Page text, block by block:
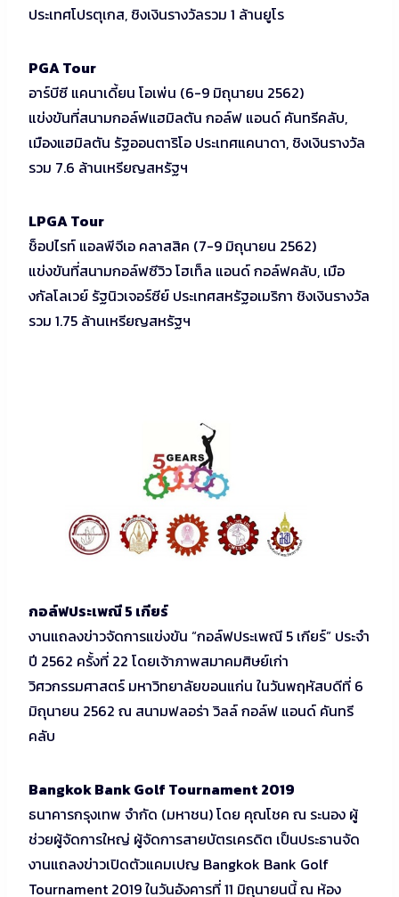
ประเทศโปรตุเกส, ชิงเงินรางวัลรวม 1 ล้านยูโร
PGA Tour
อาร์บีซี แคนาเดี้ยน โอเพ่น (6-9 มิถุนายน 2562)
แข่งขันที่สนามกอล์ฟแฮมิลตัน กอล์ฟ แอนด์ คันทรีคลับ,
เมืองแฮมิลตัน รัฐออนตาริโอ ประเทศแคนาดา, ชิงเงินรางวัล
รวม 7.6 ล้านเหรียญสหรัฐฯ
LPGA Tour
ช็อปไรท์ แอลพีจีเอ คลาสสิค (7-9 มิถุนายน 2562)
แข่งขันที่สนามกอล์ฟซีวิว โฮเท็ล แอนด์ กอล์ฟคลับ, เมือ
งกัลโลเวย์ รัฐนิวเจอร์ซีย์ ประเทศสหรัฐอเมริกา ชิงเงินรางวัล
รวม 1.75 ล้านเหรียญสหรัฐฯ
กอล์ฟประเพณี 5 เกียร์
งานแถลงข่าวจัดการแข่งขัน “กอล์ฟประเพณี 5 เกียร์” ประจำ
ปี 2562 ครั้งที่ 22 โดยเจ้าภาพสมาคมศิษย์เก่า
วิศวกรรมศาสตร์ มหาวิทยาลัยขอนแก่น ในวันพฤหัสบดีที่ 6
มิถุนายน 2562 ณ สนามฟลอร่า วิลล์ กอล์ฟ แอนด์ คันทรี
คลับ
Bangkok Bank Golf Tournament 2019
ธนาคารกรุงเทพ จำกัด (มหาชน) โดย คุณโชค ณ ระนอง ผู้
ช่วยผู้จัดการใหญ่ ผู้จัดการสายบัตรเครดิต เป็นประธานจัด
งานแถลงข่าวเปิดตัวแคมเปญ Bangkok Bank Golf
Tournament 2019 ในวันอังคารที่ 11 มิถุนายนนี้ ณ ห้อง